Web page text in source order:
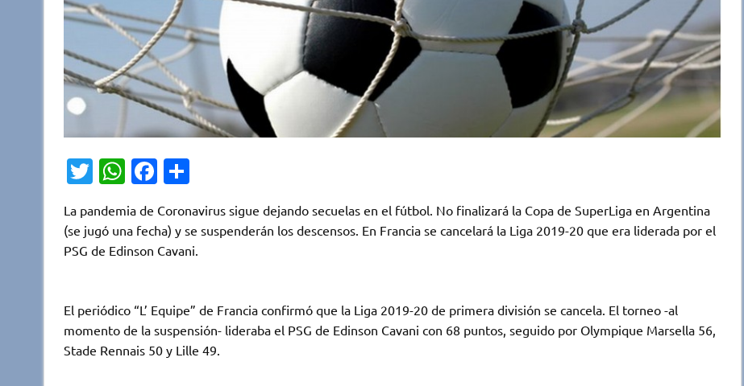
T
it
te
W
at
s
p
p
Fa
e
b
o
k
C
m
p
ti
r
La pandemia de Coronavirus sigue dejando secuelas en el fútbol. No finalizará la Copa de SuperLiga en Argentina
(se jugó una fecha) y se suspenderán los descensos. En Francia se cancelará la Liga 2019-20 que era liderada por el
PSG de Edinson Cavani.
El periódico “L’ Equipe” de Francia confirmó que la Liga 2019-20 de primera división se cancela. El torneo -al
momento de la suspensión- lideraba el PSG de Edinson Cavani con 68 puntos, seguido por Olympique Marsella 56,
Stade Rennais 50 y Lille 49.